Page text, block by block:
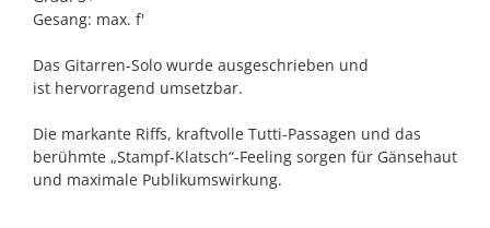
Gesang: max. f'
Das Gitarren-Solo wurde ausgeschrieben und
ist hervorragend umsetzbar.
Die markante Riffs, kraftvolle Tutti-Passagen und das
berühmte „Stampf-Klatsch“-Feeling sorgen für Gänsehaut
und maximale Publikumswirkung.